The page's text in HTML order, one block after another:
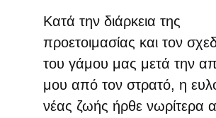
Κατά την διάρκεια της
προετοιμασίας και τον
του γάμου μας μετά την
μου από τον στρατό, η
νέας ζωής ήρθε νωρίτερα